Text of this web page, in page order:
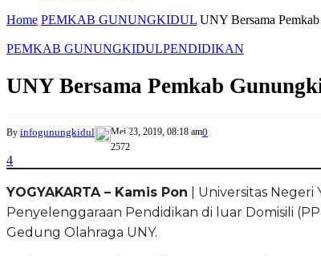
Home PEMKAB GUNUNGKIDUL UNY Bersama
PEMKAB GUNUNGKIDULPENDIDIKAN
UNY Bersama Pemkab
By infogunungkidul Mei 23, 2019, 08:18 am0
2572
4
YOGYAKARTA – Kamis Pon | Universitas
Penyelenggaraan Pendidikan di luar Domisili
Gedung Olahraga UNY.